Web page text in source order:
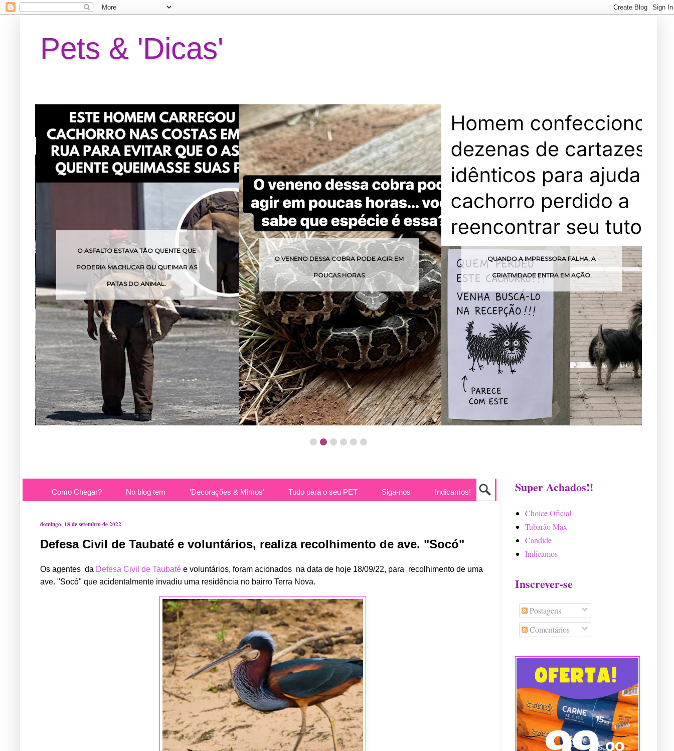
Pets & 'Dicas'
O ASFALTO ESTAVA TÃO QUENTE QUE
PODERIA MACHUCAR OU QUEIMAR AS
PATAS DO ANIMAL.
O VENENO DESSA COBRA PODE AGIR EM
POUCAS HORAS
QUANDO A IMPRESSORA FALHA, A
CRIATIVIDADE ENTRA EM AÇÃO.
MENINO
FESTA
Como Chegar? No blog tem 'Decorações & Mimos' Tudo para o seu PET Siga-nos Indicamos!
domingo, 18 de setembro de 2022
Defesa Civil de Taubaté e voluntários, realiza recolhimento de ave. "Socó"
Os agentes  da Defesa Civil de Taubaté e voluntários, foram acionados  na data de hoje 18/09/22, para  recolhimento de uma
ave. "Socó" que acidentalmente invadiu uma residência no bairro Terra Nova.
Super Achados!!
Choice Oficial
Tubarão Max
Candide
Indicamos
Inscrever-se
Postagens
Comentários